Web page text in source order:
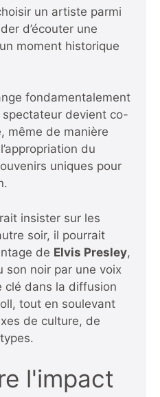
un artiste parmi
d’écouter une
moment historique
fondamentalement
devient co-
même de manière
du
uniques pour
insister sur les
soir, il pourrait
de Elvis Presley,
son noir par une voix
clé dans la diffusion
tout en soulevant
de culture, de
l'impact